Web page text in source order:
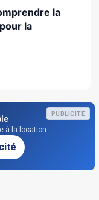
la
la
PUBLICITÉ
à la location.